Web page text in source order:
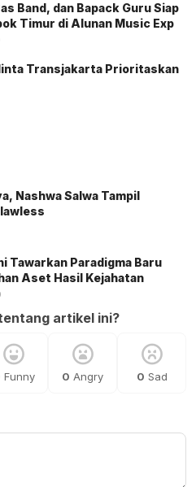
Band, dan Bapack Guru Siap
Timur di Alunan Music Exp
Transjakarta Prioritaskan
Nashwa Salwa Tampil
Tawarkan Paradigma Baru
Aset Hasil Kejahatan
artikel ini?
Funny 0 Angry 0 Sad